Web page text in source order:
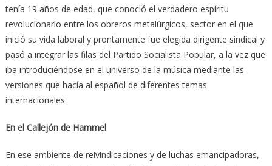
tenía 19 años de edad, que conoció el verdadero espíritu
revolucionario entre los obreros metalúrgicos, sector en el que
inició su vida laboral y prontamente fue elegida dirigente sindical y
pasó a integrar las filas del Partido Socialista Popular, a la vez que
iba introduciéndose en el universo de la música mediante las
versiones que hacía al español de diferentes temas
internacionales
En el Callejón de Hammel
En ese ambiente de reivindicaciones y de luchas emancipadoras,